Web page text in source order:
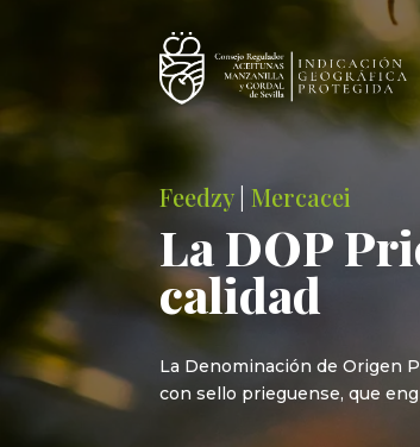
Feedzy|Mercacei
La DOP
calidad
La Denominación de Origen
con sello prieguense, que